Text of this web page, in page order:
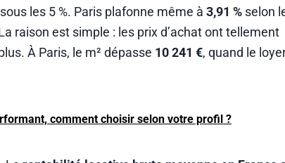
les 5 %. Paris plafonne même à 3,91 % selon
raison est simple : les prix d’achat ont tellement
À Paris, le m² dépasse 10 241 €, quand le
comment choisir selon votre profil ?